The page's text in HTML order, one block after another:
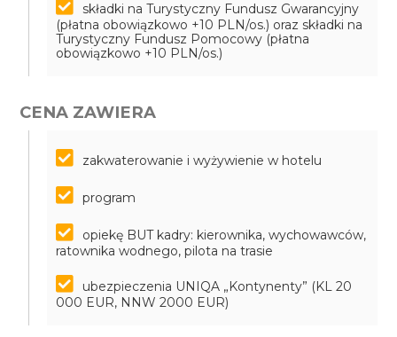
składki na Turystyczny Fundusz Gwarancyjny
(płatna obowiązkowo +10 PLN/os.) oraz składki na
Turystyczny Fundusz Pomocowy (płatna
obowiązkowo +10 PLN/os.)
CENA ZAWIERA
zakwaterowanie i wyżywienie w hotelu
program
opiekę BUT kadry: kierownika, wychowawców,
ratownika wodnego, pilota na trasie
ubezpieczenia UNIQA „Kontynenty” (KL 20
000 EUR, NNW 2000 EUR)